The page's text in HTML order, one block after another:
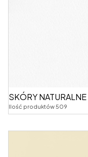
SKÓRY NATURALNE
Ilość produktów 509